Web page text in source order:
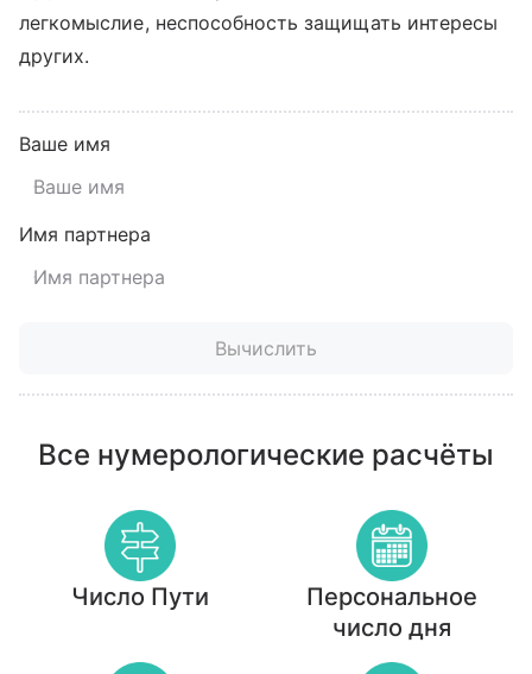
легкомыслие, неспособность защищать интересы
других.
Ваше имя
Имя партнера
Вычислить
Все нумерологические расчёты
Число Пути
Персональное
число дня